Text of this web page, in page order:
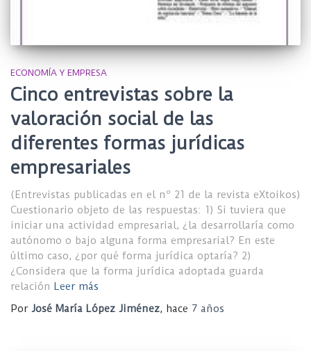
ECONOMÍA Y EMPRESA
Cinco entrevistas sobre la
valoración social de las
diferentes formas jurídicas
empresariales
(Entrevistas publicadas en el nº 21 de la revista eXtoikos)
Cuestionario objeto de las respuestas: 1) Si tuviera que
iniciar una actividad empresarial, ¿la desarrollaría como
autónomo o bajo alguna forma empresarial? En este
último caso, ¿por qué forma jurídica optaría? 2)
¿Considera que la forma jurídica adoptada guarda
relación Leer más
Por José María López Jiménez, hace 7 años